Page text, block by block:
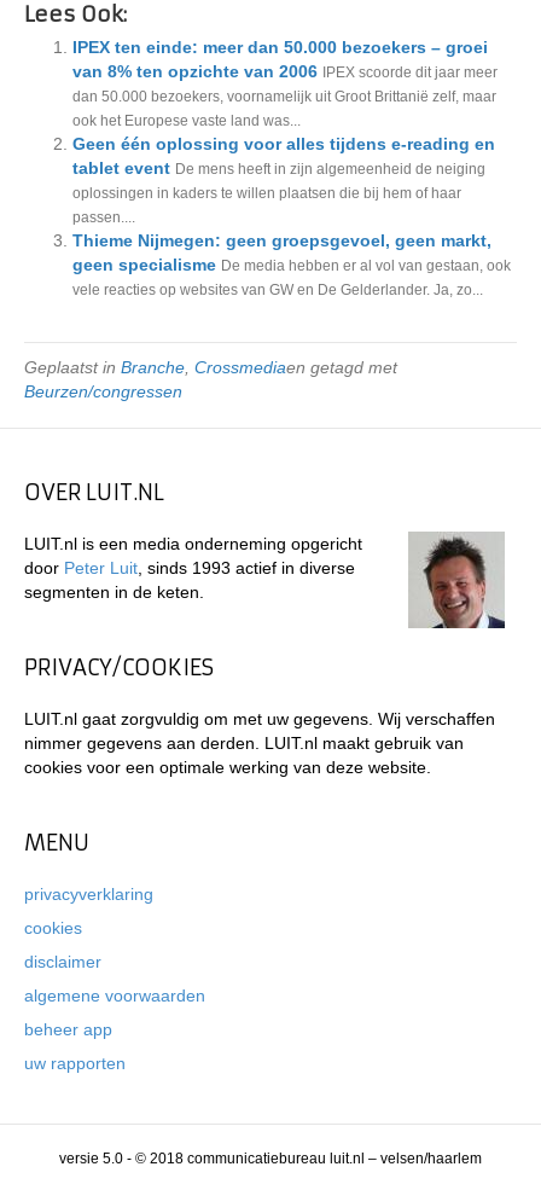
Lees Ook:
IPEX ten einde: meer dan 50.000 bezoekers – groei
van 8% ten opzichte van 2006
IPEX scoorde dit jaar meer
dan 50.000 bezoekers, voornamelijk uit Groot Brittanië zelf, maar
ook het Europese vaste land was...
Geen één oplossing voor alles tijdens e-reading en
tablet event De mens heeft in zijn algemeenheid de neiging
oplossingen in kaders te willen plaatsen die bij hem of haar
passen....
Thieme Nijmegen: geen groepsgevoel, geen markt,
geen specialisme De media hebben er al vol van gestaan, ook
vele reacties op websites van GW en De Gelderlander. Ja, zo...
Geplaatst in Branche Crossmediaen getagd met
Beurzen/congressen
OVER LUIT.NL
LUIT.nl is een media onderneming opgericht
door Peter Luit , sinds 1993 actief in diverse
segmenten in de keten.
PRIVACY/COOKIES
LUIT.nl gaat zorgvuldig om met uw gegevens. Wij verschaffen
nimmer gegevens aan derden. LUIT.nl maakt gebruik van
cookies voor een optimale werking van deze website.
MENU
privacyverklaring
cookies
disclaimer
algemene voorwaarden
beheer app
uw rapporten
versie 5.0 - © 2018 communicatiebureau luit.nl – velsen/haarlem